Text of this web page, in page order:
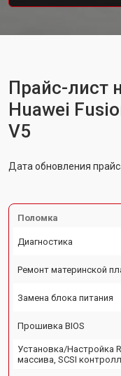
Прайс-лист
Huawei
V5
Дата обновления
Поломка
Диагностика
Ремонт материнской
Замена блока питания
Прошивка BIOS
Установка/Настройка
массива, SCSI